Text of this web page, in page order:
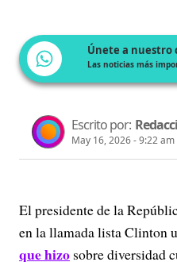
Únete a nuestro
Las noticias más
Escrito por:
May 16, 2026 - 9:22 am
El presidente de la
en la llamada lista Clinton
que hizo sobre diversidad